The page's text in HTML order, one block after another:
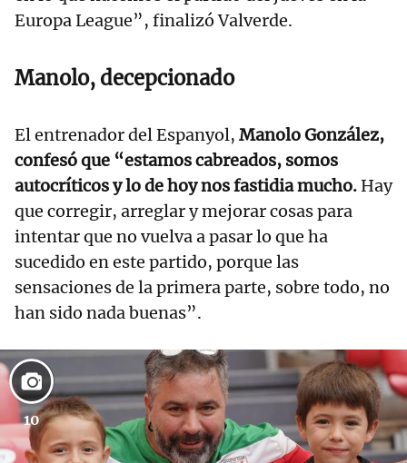
Europa League”, finalizó Valverde.
Manolo, decepcionado
El entrenador del Espanyol, Manolo González,
confesó que “estamos cabreados, somos
autocríticos y lo de hoy nos fastidia mucho. Hay
que corregir, arreglar y mejorar cosas para
intentar que no vuelva a pasar lo que ha
sucedido en este partido, porque las
sensaciones de la primera parte, sobre todo, no
han sido nada buenas”.
10